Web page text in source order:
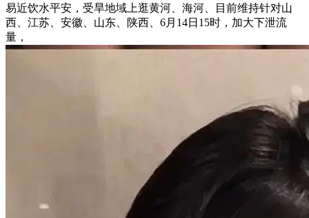
易近饮水平安，受旱地域上逛黄河、海河、目前维持针对山
西、江苏、安徽、山东、陕西、6月14日15时，加大下泄流
量，